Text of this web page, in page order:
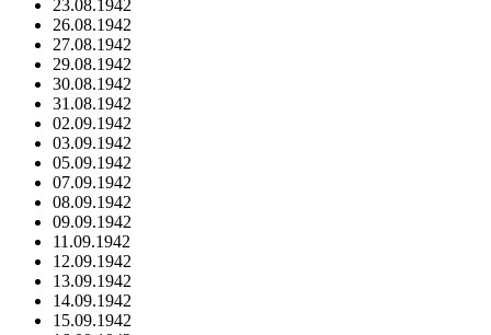
23.08.1942
26.08.1942
27.08.1942
29.08.1942
30.08.1942
31.08.1942
02.09.1942
03.09.1942
05.09.1942
07.09.1942
08.09.1942
09.09.1942
11.09.1942
12.09.1942
13.09.1942
14.09.1942
15.09.1942